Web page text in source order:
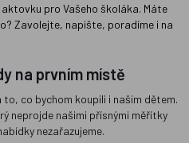
pro Vašeho školáka. Máte
Zavolejte, napište, poradíme i na
na prvním místě
to, co bychom koupili i našim dětem.
neprojde našimi přísnými měřítky
nezařazujeme.